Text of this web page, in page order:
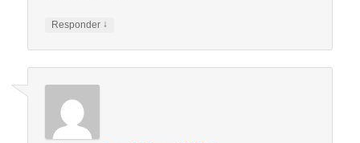
Responder ↓